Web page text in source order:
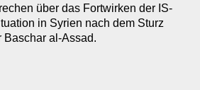
über das Fortwirken der IS-
in Syrien nach dem Sturz
Baschar al-Assad.